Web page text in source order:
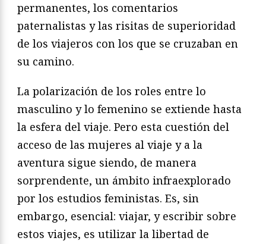
permanentes, los comentarios
paternalistas y las risitas de superioridad
de los viajeros con los que se cruzaban en
su camino.
La polarización de los roles entre lo
masculino y lo femenino se extiende hasta
la esfera del viaje. Pero esta cuestión del
acceso de las mujeres al viaje y a la
aventura sigue siendo, de manera
sorprendente, un ámbito infraexplorado
por los estudios feministas. Es, sin
embargo, esencial: viajar, y escribir sobre
estos viajes, es utilizar la libertad de